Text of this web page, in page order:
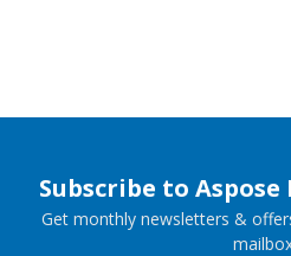
Subscribe to
Get monthly newsletters &